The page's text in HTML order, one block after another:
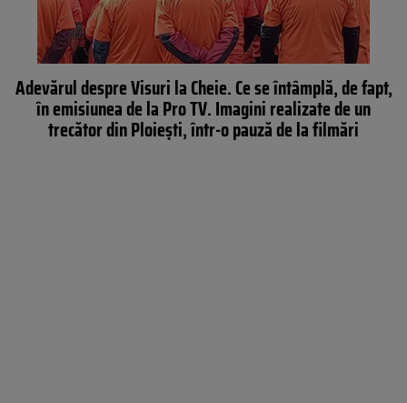
Adevărul despre Visuri la Cheie. Ce se întâmplă, de fapt,
în emisiunea de la Pro TV. Imagini realizate de un
trecător din Ploiești, într-o pauză de la filmări